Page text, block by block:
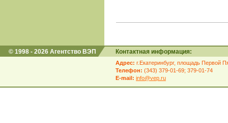
© 1998 - 2026 Агентство ВЭП Контактная информация:
Адрес: г.Екатеринбург, площадь Первой
Телефон: (343) 379-01-69; 379-01-74
E-mail: info@vep.ru